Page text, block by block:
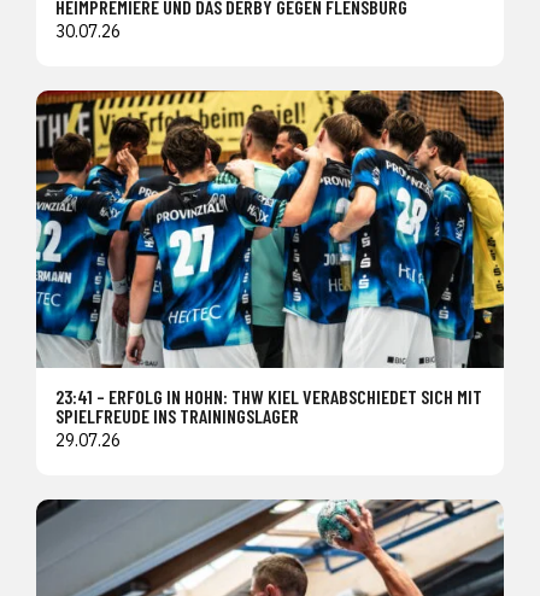
HEIMPREMIERE UND DAS DERBY GEGEN FLENSBURG
30.07.26
23:41 – ERFOLG IN HOHN: THW KIEL VERABSCHIEDET SICH MIT
SPIELFREUDE INS TRAININGSLAGER
29.07.26